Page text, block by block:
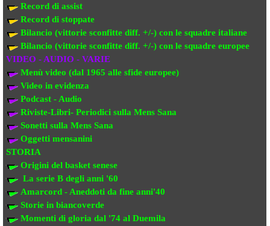
Record di assist
Record di stoppate
Bilancio (vittorie sconfitte diff. +/-) con le squadre italiane
Bilancio (vittorie sconfitte diff. +/-) con le squadre europee
VIDEO - AUDIO - VARIE
Menù video (dal 1965 alle sfide europee)
Video in evidenza
Podcast - Audio
Riviste-Libri- Periodici sulla Mens Sana
Sonetti sulla Mens Sana
Oggetti mensanini
STORIA
Origini del basket senese
La serie B degli anni '60
Amarcord - Aneddoti da fine anni'40
Storie in biancoverde
Momenti di gloria dal '74 al Duemila